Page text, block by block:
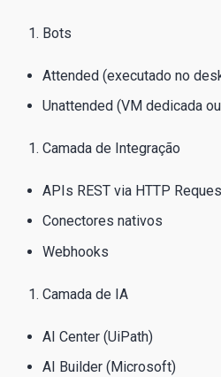
Bots
Attended (executado no
Unattended (VM dedicada
Camada de Integração
APIs REST via HTTP
Conectores nativos
Webhooks
Camada de IA
AI Center (UiPath)
AI Builder (Microsoft)